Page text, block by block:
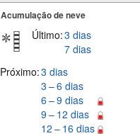
Acumulação de neve
Último:3 dias
7 dias
Próximo:3 dias
3 – 6 dias
6 – 9 dias
9 – 12 dias
12 – 16 dias